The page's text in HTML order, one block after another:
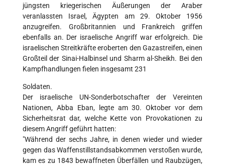
jüngsten kriegerischen Äußerungen der Araber
veranlassten Israel, Ägypten am 29. Oktober 1956
anzugreifen. Großbritannien und Frankreich griffen
ebenfalls an. Der israelische Angriff war erfolgreich. Die
israelischen Streitkräfte eroberten den Gazastreifen, einen
Großteil der Sinai-Halbinsel und Sharm al-Sheikh. Bei den
Kampfhandlungen fielen insgesamt 231
Soldaten.
Der israelische UN-Sonderbotschafter der Vereinten
Nationen, Abba Eban, legte am 30. Oktober vor dem
Sicherheitsrat dar, welche Kette von Provokationen zu
diesem Angriff geführt hatten:
"Während der sechs Jahre, in denen wieder und wieder
gegen das Waffenstillstandsabkommen verstoßen wurde,
kam es zu 1843 bewaffneten Überfällen und Raubzügen,